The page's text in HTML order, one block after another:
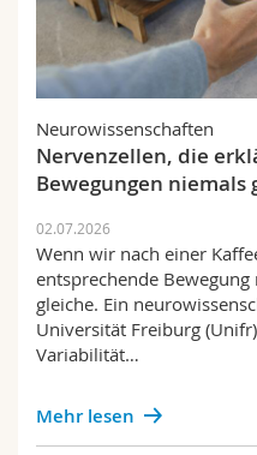
Neurowissenschaften
Nervenzellen, die
Bewegungen niemals
02.07.2026
Wenn wir nach einer
entsprechende
gleiche. Ein
Universität Freiburg
Variabilität…
Mehr lesen